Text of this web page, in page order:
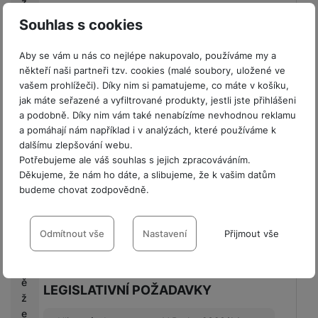
Souhlas s cookies
Aby se vám u nás co nejlépe nakupovalo, používáme my a
někteří naši partneři tzv. cookies (malé soubory, uložené ve
vašem prohlížeči). Díky nim si pamatujeme, co máte v košíku,
jak máte seřazené a vyfiltrované produkty, jestli jste přihlášeni
a podobně. Díky nim vám také nenabízíme nevhodnou reklamu
a pomáhají nám například i v analýzách, které používáme k
dalšímu zlepšování webu.
Potřebujeme ale váš souhlas s jejich zpracováváním.
Děkujeme, že nám ho dáte, a slibujeme, že k vašim datům
budeme chovat zodpovědně.
Nastavení souhlasů s kategoriemi
cookies
VŽDY AKTIVNÍ
Technické cookies umožňují váš průchod nákupním košíkem,
Odmítnout vše Nastavení Přijmout vše
u
lt
n
P
o
d
m
ín
k
ě
ž
e
Verze Wi-Fi
BALENÍ
Hmotnost balení 96 kg
Délka balení 74 CM
Šířka balení
LEGISLATIVNÍ POŽADAVKY